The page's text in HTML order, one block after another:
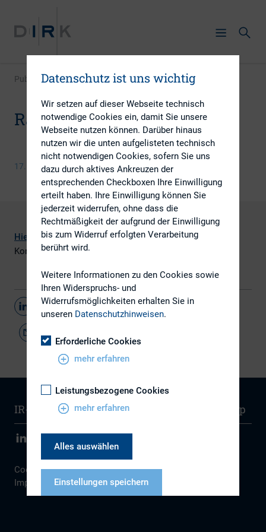
Publikation| Ratingagenturen
Ratingagenturen
17. Dezember 2014
Hier finden Sie Informationen der EU
Kommission zum Thema
Teilen
IR-Wissen Kontakt Sitemap
Cookie Einstellungen | Datenschutz
Impressum
Datenschutz ist uns wichtig
Wir setzen auf dieser Webseite technisch
notwendige Cookies ein, damit Sie unsere
Webseite nutzen können. Darüber hinaus
nutzen wir die unten aufgelisteten technisch
nicht notwendigen Cookies, sofern Sie uns
dazu durch aktives Ankreuzen der
entsprechenden Checkboxen Ihre Einwilligung
erteilt haben. Ihre Einwilligung können Sie
jederzeit widerrufen, ohne dass die
Rechtmäßigkeit der aufgrund der Einwilligung
bis zum Widerruf erfolgten Verarbeitung
berührt wird.
Weitere Informationen zu den Cookies sowie
Ihren Widerspruchs- und
Widerrufsmöglichkeiten erhalten Sie in
unseren Datenschutzhinweisen.
Erforderliche Cookies
mehr erfahren
Leistungsbezogene Cookies
mehr erfahren
Alles auswählen
Einstellungen speichern